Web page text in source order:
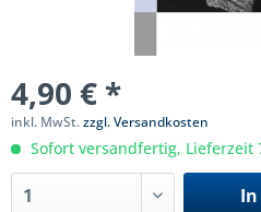
4,90 € *
inkl. MwSt.zzgl. Versandkosten
Sofort versandfertig, Lieferzeit